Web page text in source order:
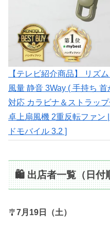
【テレビ紹介商品】 リズ
風量 静音 3Way ( 手持ち
対応 カラビナ＆ストラッ
卓上扇風機 2重反転ファン
ドモバイル 3.2 ]
🛍 出店者一覧（日付
🎐7月19日（土）